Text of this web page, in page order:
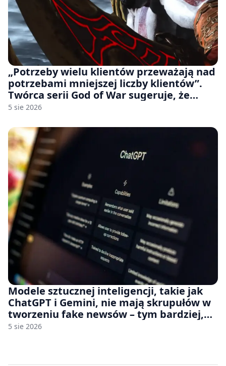
„Potrzeby wielu klientów przeważają nad
potrzebami mniejszej liczby klientów”.
Twórca serii God of War sugeruje, że
rozumie, dlaczego Sony rezygnuje z gier
5 sie 2026
Modele sztucznej inteligencji, takie jak
ChatGPT i Gemini, nie mają skrupułów w
tworzeniu fake newsów – tym bardziej,
jeśli rozmawiasz z nimi po polsku
5 sie 2026